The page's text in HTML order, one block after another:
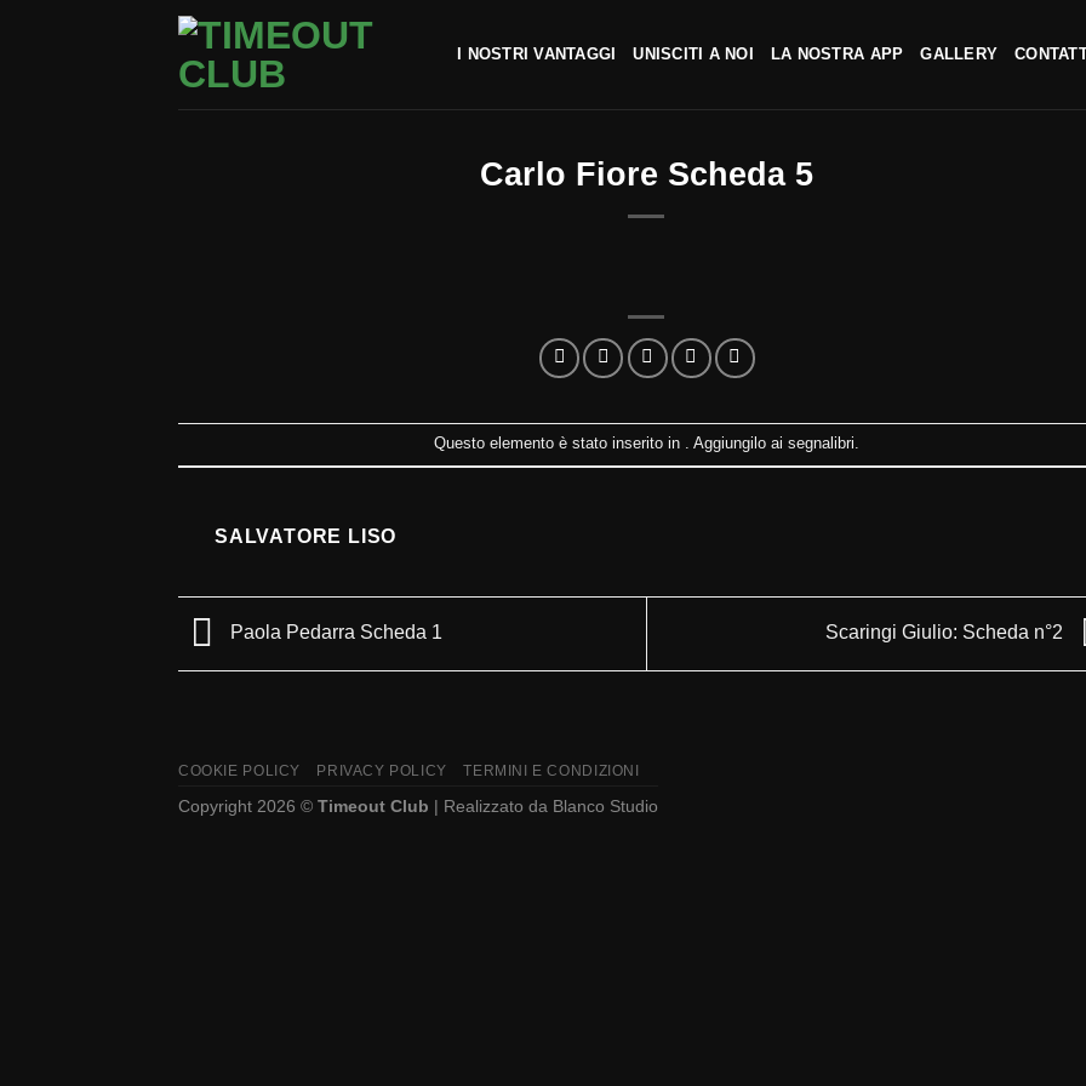
I NOSTRI VANTAGGI UNISCITI A NOI LA NOSTRA APP GALLERY
Carlo Fiore Scheda 5
Questo elemento è stato inserito in . Aggiungilo ai segnalibri.
SALVATORE LISO
Paola Pedarra Scheda 1 Scaringi Giulio: Scheda n°2
COOKIE POLICY PRIVACY POLICY TERMINI E CONDIZIONI
Copyright 2026 © Timeout Club | Realizzato da Blanco Studio